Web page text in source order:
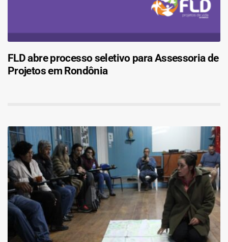
FLD abre processo seletivo para Assessoria de
Projetos em Rondônia